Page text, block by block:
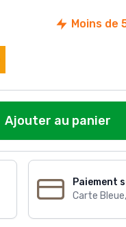
Moins de
Ajouter au panier
Paiement
Carte